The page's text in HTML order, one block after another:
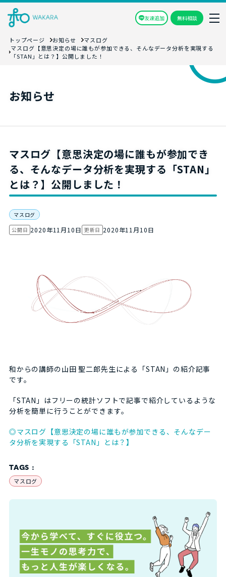
友達追加 無料相談
トップページ お知らせ
マスログ
マスログ【意思決定の場に誰もが参加できる、そんなデータ分析を実現する
「STAN」とは？】公開しました！
お知らせ
マスログ【意思決定の場に誰もが参加でき
る、そんなデータ分析を実現する「STAN」
とは？】公開しました！
マスログ
公開日 2020年11月10日 更新日 2020年11月10日
和からの講師の山田 聖二郎先生による「STAN」の紹介記事
です。
「STAN」はフリーの統計ソフトで記事で紹介しているような
分析を簡単に行うことができます。
◎マスログ【意思決定の場に誰もが参加できる、そんなデー
タ分析を実現する「STAN」とは？】
TAGS :
マスログ